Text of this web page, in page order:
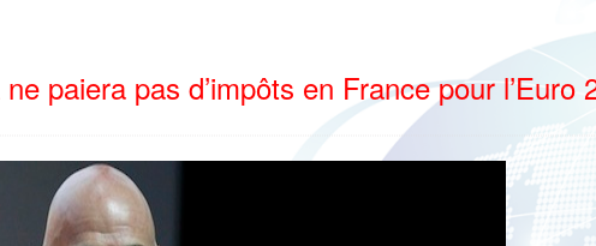
paiera pas d’impôts en France pour l’Euro